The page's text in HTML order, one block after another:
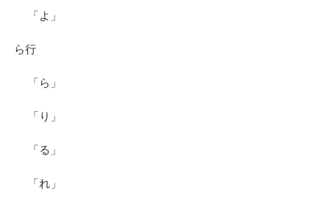
「よ」
ら行
「ら」
「り」
「る」
「れ」